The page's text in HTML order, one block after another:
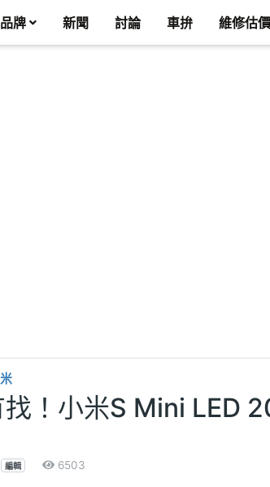
牌 新聞 討論 車拚 維修估價
找！小米S Mini LED
編輯 6503